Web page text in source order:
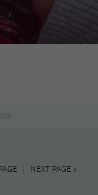
POP
| NEXT PAGE »